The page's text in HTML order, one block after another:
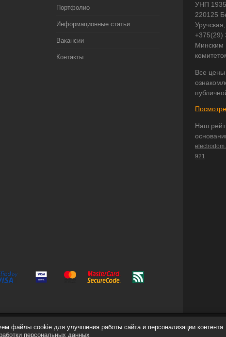
Портфолио
Информационные статьи
Вакансии
Контакты
УНП
220125
+375(29)
Минским
Все
Наш
921
файлы cookie для улучшения работы сайта и персонализации контента.
персональных данных